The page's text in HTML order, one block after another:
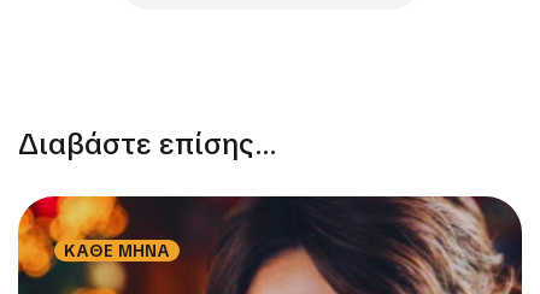
Διαβάστε επίσης...
ΚΑΘΕ ΜΗΝΑ